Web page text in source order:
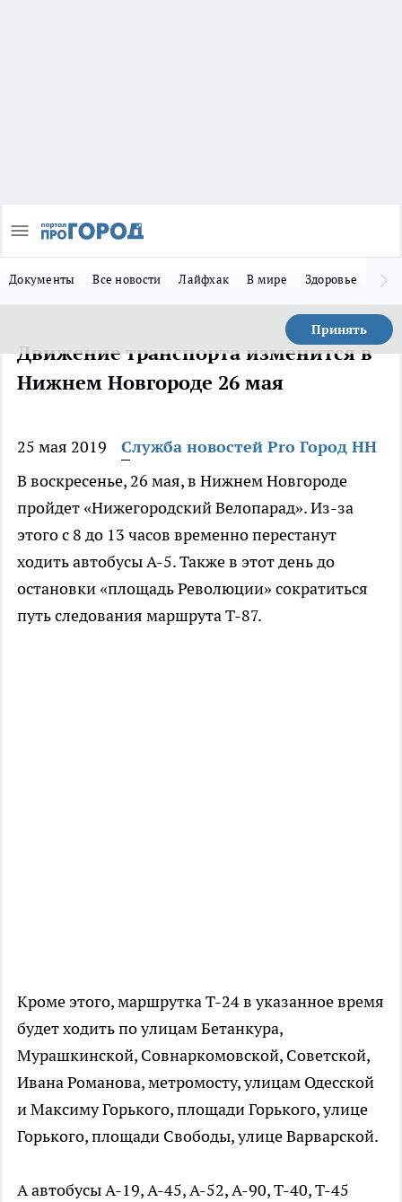
Документы Все новости Лайфхак В мире Здоровье
Принять
Движение транспорта изменится в
Нижнем Новгороде 26 мая
25 мая 2019
Служба новостей Pro Город НН
В воскресенье, 26 мая, в Нижнем Новгороде
пройдет «Нижегородский Велопарад». Из-за
этого с 8 до 13 часов временно перестанут
ходить автобусы А-5. Также в этот день до
остановки «площадь Революции» сократиться
путь следования маршрута Т-87.
Кроме этого, маршрутка Т-24 в указанное время
будет ходить по улицам Бетанкура,
Мурашкинской, Совнаркомовской, Советской,
Ивана Романова, метромосту, улицам Одесской
и Максиму Горького, площади Горького, улице
Горького, площади Свободы, улице Варварской.
А автобусы А-19, А-45, А-52, А-90, Т-40, Т-45